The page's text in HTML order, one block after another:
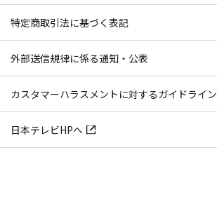
特定商取引法に基づく表記
外部送信規律に係る通知・公表
カスタマーハラスメントに対するガイドライン
日本テレビHPへ